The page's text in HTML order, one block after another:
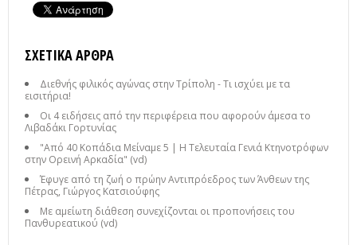
ΣΧΕΤΙΚΆ ΆΡΘΡΑ
Διεθνής φιλικός αγώνας στην Τρίπολη - Τι ισχύει με τα
εισιτήρια!
Οι 4 ειδήσεις από την περιφέρεια που αφορούν άμεσα το
Λιβαδάκι Γορτυνίας
"Από 40 Κοπάδια Μείναμε 5 | Η Τελευταία Γενιά Κτηνοτρόφων
στην Ορεινή Αρκαδία" (vd)
Έφυγε από τη ζωή ο πρώην Αντιπρόεδρος των Άνθεων της
Πέτρας, Γιώργος Κατσιούφης
Με αμείωτη διάθεση συνεχίζονται οι προπονήσεις του
Πανθυρεατικού (vd)